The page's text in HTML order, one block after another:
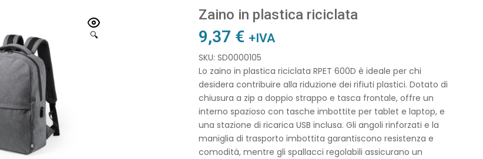
🔍
Zaino in plastica riciclata
9,37 € +IVA
SKU: SD0000105
Lo zaino in plastica riciclata RPET 600D è ideale per chi
desidera contribuire alla riduzione dei rifiuti plastici. Dotato di
chiusura a zip a doppio strappo e tasca frontale, offre un
interno spazioso con tasche imbottite per tablet e laptop, e
una stazione di ricarica USB inclusa. Gli angoli rinforzati e la
maniglia di trasporto imbottita garantiscono resistenza e
comodità, mentre gli spallacci regolabili assicurano un